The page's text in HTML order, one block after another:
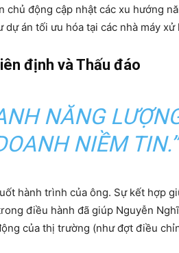
chủ động cập nhật các xu hướng
dự án tối ưu hóa tại các nhà máy xử
định và Thấu đáo
NĂNG
NIỀM TIN.”
hành trình của ông. Sự kết hợp
điều hành đã giúp Nguyễn
của thị trường (như đợt điều